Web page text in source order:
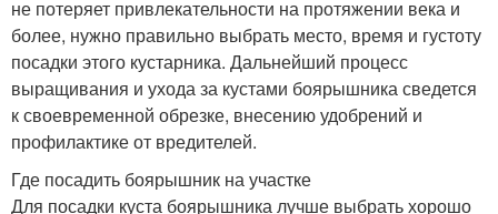
не потеряет привлекательности на протяжении века и
более, нужно правильно выбрать место, время и густоту
посадки этого кустарника. Дальнейший процесс
выращивания и ухода за кустами боярышника сведется
к своевременной обрезке, внесению удобрений и
профилактике от вредителей.
Где посадить боярышник на участке
Для посадки куста боярышника лучше выбрать хорошо